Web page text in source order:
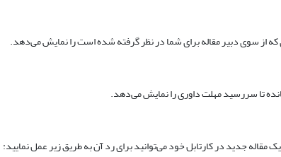
از سوی دبیر مقاله برای شما در نظر گرفته شده است را نمایش می‌دهد.
تا سررسید مهلت داوری را نمایش می‌دهد.
جدید در کارتابل خود می‌توانید برای رد آن به طریق زیر عمل نمایید: